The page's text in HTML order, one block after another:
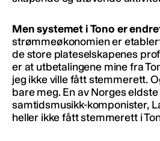
Men systemet i Tono er
strømmeøkonomien er
de store plateselskapenes
er at utbetalingene mine fra
jeg ikke ville fått stemmerett.
bare meg. En av Norges
samtidsmusikk-komponister,
heller ikke fått stemmerett i